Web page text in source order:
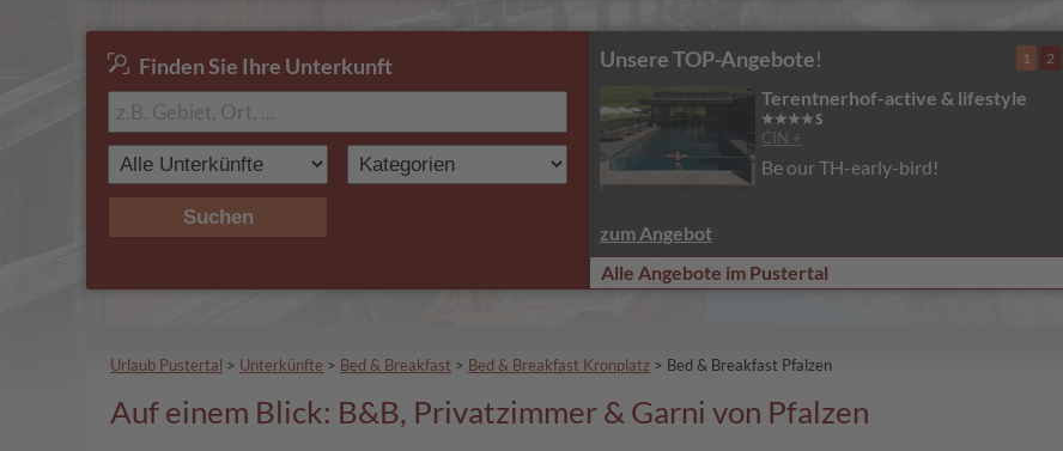
Finden Sie Ihre Unterkunft
Suchen
Unsere TOP-Angebote!
Terentnerhof-active & lifestyle
CIN +
Be our TH-early-bird!
zum Angebot
1 2
Alle Angebote im Pustertal
Urlaub Pustertal > Unterkünfte > Bed & Breakfast > Bed & Breakfast Kronplatz > Bed & Breakfast Pfalzen
Auf einem Blick: B&B, Privatzimmer & Garni von Pfalzen